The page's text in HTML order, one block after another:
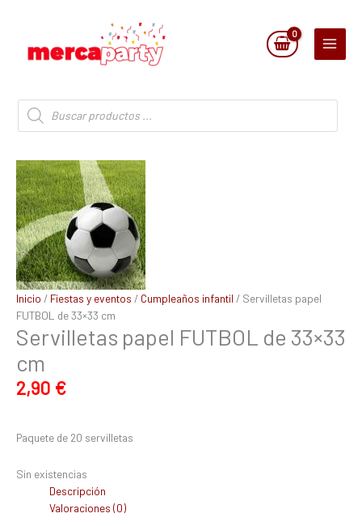
Búsqueda
de
productos
Inicio / Fiestas y eventos / Cumpleaños infantil / Servilletas papel
FUTBOL de 33×33 cm
Servilletas papel FUTBOL de 33×33
cm
2,90 €
Paquete de 20 servilletas
Sin existencias
Descripción
Valoraciones (0)